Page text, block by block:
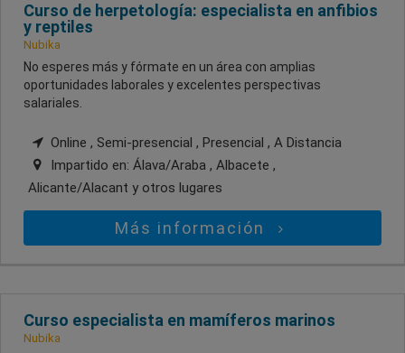
Curso de herpetología: especialista en anfibios
y reptiles
Nubika
No esperes más y fórmate en un área con amplias
oportunidades laborales y excelentes perspectivas
salariales.
Online , Semi-presencial , Presencial , A Distancia
Impartido en: Álava/Araba , Albacete ,
Alicante/Alacant y otros lugares
Más información
Curso especialista en mamíferos marinos
Nubika